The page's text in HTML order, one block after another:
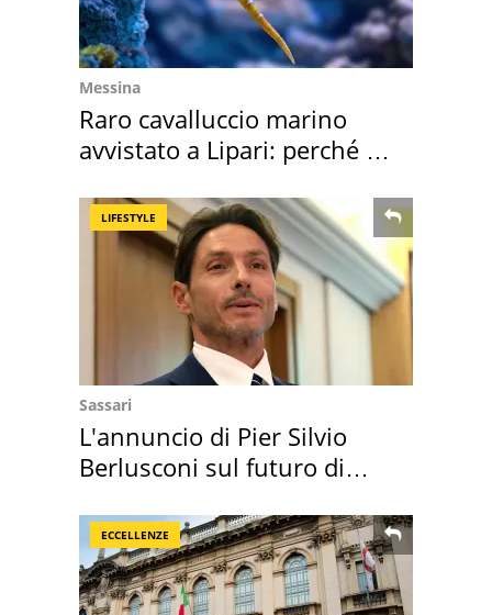
Messina
Raro cavalluccio marino
avvistato a Lipari: perché è
LIFESTYLE
Sassari
L'annuncio di Pier Silvio
Berlusconi sul futuro di
ECCELLENZE